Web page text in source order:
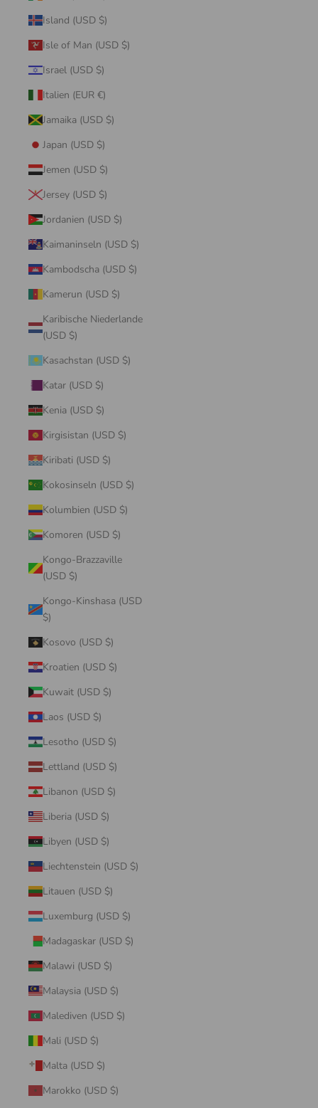
Island (USD $)
Isle of Man (USD $)
Israel (USD $)
Italien (EUR €)
Jamaika (USD $)
Japan (USD $)
Jemen (USD $)
Jersey (USD $)
Jordanien (USD $)
Kaimaninseln (USD $)
Kambodscha (USD $)
Kamerun (USD $)
Karibische Niederlande
(USD $)
Kasachstan (USD $)
Katar (USD $)
Kenia (USD $)
Kirgisistan (USD $)
Kiribati (USD $)
Kokosinseln (USD $)
Kolumbien (USD $)
Komoren (USD $)
Kongo-Brazzaville
(USD $)
Kongo-Kinshasa (USD
$)
Kosovo (USD $)
Kroatien (USD $)
Kuwait (USD $)
Laos (USD $)
Lesotho (USD $)
Lettland (USD $)
Libanon (USD $)
Liberia (USD $)
Libyen (USD $)
Liechtenstein (USD $)
Litauen (USD $)
Luxemburg (USD $)
Madagaskar (USD $)
Malawi (USD $)
Malaysia (USD $)
Malediven (USD $)
Mali (USD $)
Malta (USD $)
Marokko (USD $)